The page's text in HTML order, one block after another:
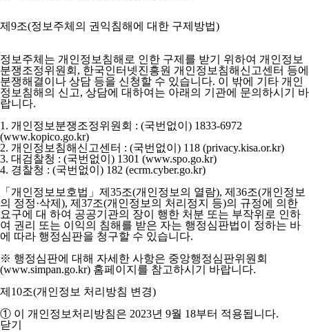
제9조(정보주체의 권익침해에 대한 구제방법)
정보주체는 개인정보침해로 인한 구제를 받기 위하여 개인정보
분쟁조정위원회, 한국인터넷진흥원 개인정보침해신고센터 등에
분쟁해결이나 상담 등을 신청할 수 있습니다. 이 밖에 기타 개인
정보침해의 신고, 상담에 대하여는 아래의 기관에 문의하시기 바
랍니다.
1. 개인정보분쟁조정위원회 : (국번없이) 1833-6972
(www.kopico.go.kr)
2. 개인정보침해신고센터 : (국번없이) 118 (privacy.kisa.or.kr)
3. 대검찰청 : (국번없이) 1301 (www.spo.go.kr)
4. 경찰청 : (국번없이) 182 (ecrm.cyber.go.kr)
「개인정보보호법」제35조(개인정보의 열람), 제36조(개인정보
의 정정·삭제), 제37조(개인정보의 처리정지 등)의 규정에 의한
요구에 대 하여 공공기관의 장이 행한 처분 또는 부작위로 인하
여 권리 또는 이익의 침해를 받은 자는 행정심판법이 정하는 바
에 따라 행정심판을 청구할 수 있습니다.
※ 행정심판에 대해 자세한 사항은 중앙행정심판위원회
(www.simpan.go.kr) 홈페이지를 참고하시기 바랍니다.
제10조(개인정보 처리방침 변경)
① 이 개인정보처리방침은 2023년 9월 18부터 적용됩니다.
닫기